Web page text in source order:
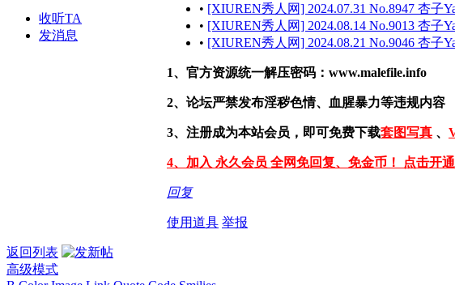
收听TA
发消息
• [XIUREN秀人网] 2024.07.31 No.8947 杏子
• [XIUREN秀人网] 2024.08.14 No.9013 杏子
• [XIUREN秀人网] 2024.08.21 No.9046 杏子
1、官方资源统一解压密码：www.malefile.info
2、论坛严禁发布淫秽色情、血腥暴力等违规内容
3、注册成为本站会员，即可免费下载套图写真 、
4、加入 永久会员 全网免回复、免金币！ 点击开通
回复
使用道具 举报
返回列表
高级模式